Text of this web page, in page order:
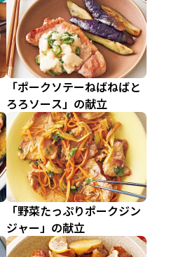
「ポークソテーねばねばと
ろろソース」の献立
「野菜たっぷりポークジン
ジャー」の献立